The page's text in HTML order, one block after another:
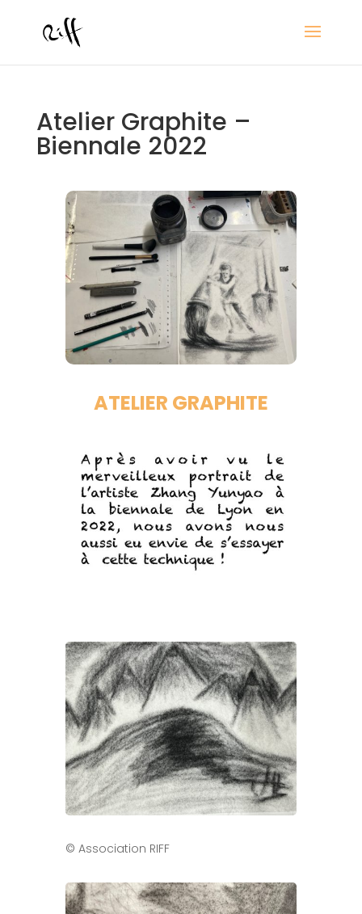
Atelier Graphite –
Biennale 2022
ATELIER GRAPHITE
© Association RIFF